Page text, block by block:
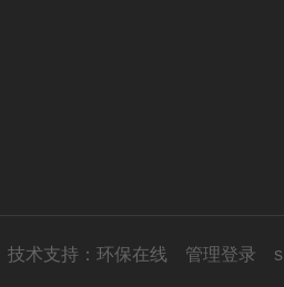
技术支持： 环保在线 管理登录